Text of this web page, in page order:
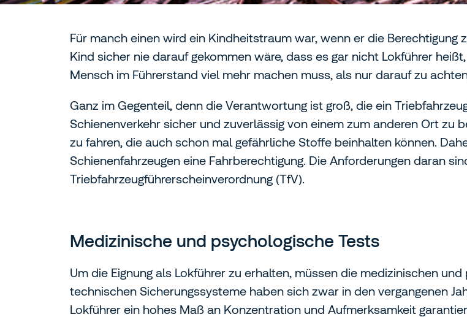
Für manch einen wird ein Kindheitstraum war, wenn er die
Kind sicher nie darauf gekommen wäre, dass es gar nicht Lokführer
Mensch im Führerstand viel mehr machen muss, als nur darauf zu
Ganz im Gegenteil, denn die Verantwortung ist groß, die ein
Schienenverkehr sicher und zuverlässig von einem zum anderen Ort zu
zu fahren, die auch schon mal gefährliche Stoffe beinhalten können.
Schienenfahrzeugen eine Fahrberechtigung. Die Anforderungen daran
Triebfahrzeugführerscheinverordnung (TfV).
Medizinische und psychologische Tests
Um die Eignung als Lokführer zu erhalten, müssen die medizinischen
technischen Sicherungssysteme haben sich zwar in den vergangenen
Lokführer ein hohes Maß an Konzentration und Aufmerksamkeit